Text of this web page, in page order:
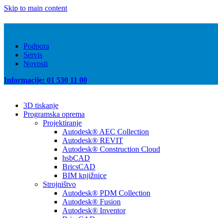
Skip to main content
Podpora
Servis
Novosti
Informacije: 01 530 11 00
3D tiskanje
Programska oprema
Projektiranje
Autodesk® AEC Collection
Autodesk® REVIT
Autodesk® Construction Cloud
hsbCAD
BricsCAD
BIM knjižnice
Strojništvo
Autodesk® PDM Collection
Autodesk® Fusion
Autodesk® Inventor